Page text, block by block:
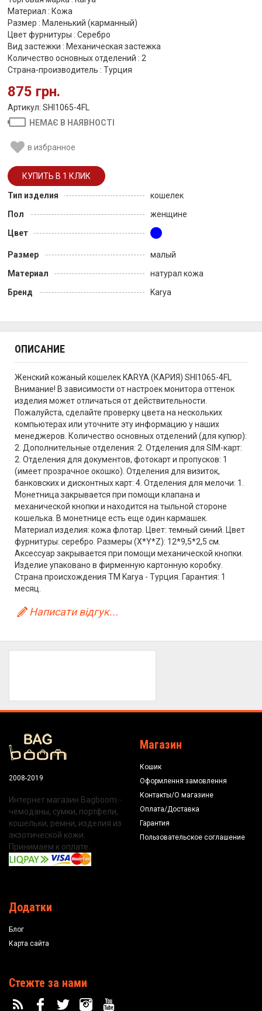
Материал : Кожа
Размер : Маленький (карманный)
Цвет фурнитуры : Серебро
Вид застежки : Механическая застежка
Количество основных отделений : 2
Страна-производитель : Турция
875 грн.
Артикул: SHI1065-4FL
НЕМАЄ В НАЯВНОСТІ
в избранное
Тип изделия
кошелек
Пол
женщине
Цвет
Размер
малый
Материал
натурал кожа
Бренд
Karya
ОПИСАНИЕ
Женский кожаный кошелек KARYA (КАРИЯ) SHI1065-4FL
Внимание! В зависимости от настроек монитора оттенок
изделия может отличаться от действительности.
Пожалуйста, сделайте проверку цвета на нескольких
компьютерах или уточните эту информацию у наших
менеджеров. Количество основных отделений (для купюр):
2. Дополнительные отделения: 2. Отделения для SIM-карт:
2. Отделения для документов, фотокарт и пропусков: 1
(имеет прозрачное окошко). Отделения для визиток,
банковских и дисконтных карт: 4. Отделения для мелочи: 1.
Монетница закрывается при помощи клапана и
механической кнопки и находится на тыльной стороне
кошелька. В монетнице есть еще один кармашек.
Материал изделия: кожа флотар. Цвет: темный синий. Цвет
фурнитуры: серебро. Размеры (X*Y*Z): 12*9,5*2,5 см.
Аксессуар закрывается при помощи механической кнопки.
Изделие упаковано в фирменную картонную коробку.
Страна происхождения ТМ Karya - Турция. Гарантия: 1
месяц.
Написати відгук...
2008-2019
Интернет магазин Bagboom -
чемоданы, сумки, портфели,
кошельки, ремни, изделия из
экзотической кожи.
Принимаем к оплате:
Магазин
Кошик
Оформлення замовлення
Контакты/О магазине
Оплата/Доставка
Гарантия
Пользовательское соглашение
Додатки
Блог
Карта сайта
Стежте за нами